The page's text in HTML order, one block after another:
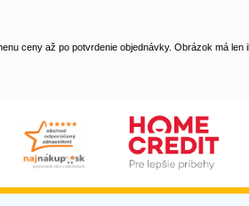
ceny až po potvrdenie objednávky. Obrázok má len